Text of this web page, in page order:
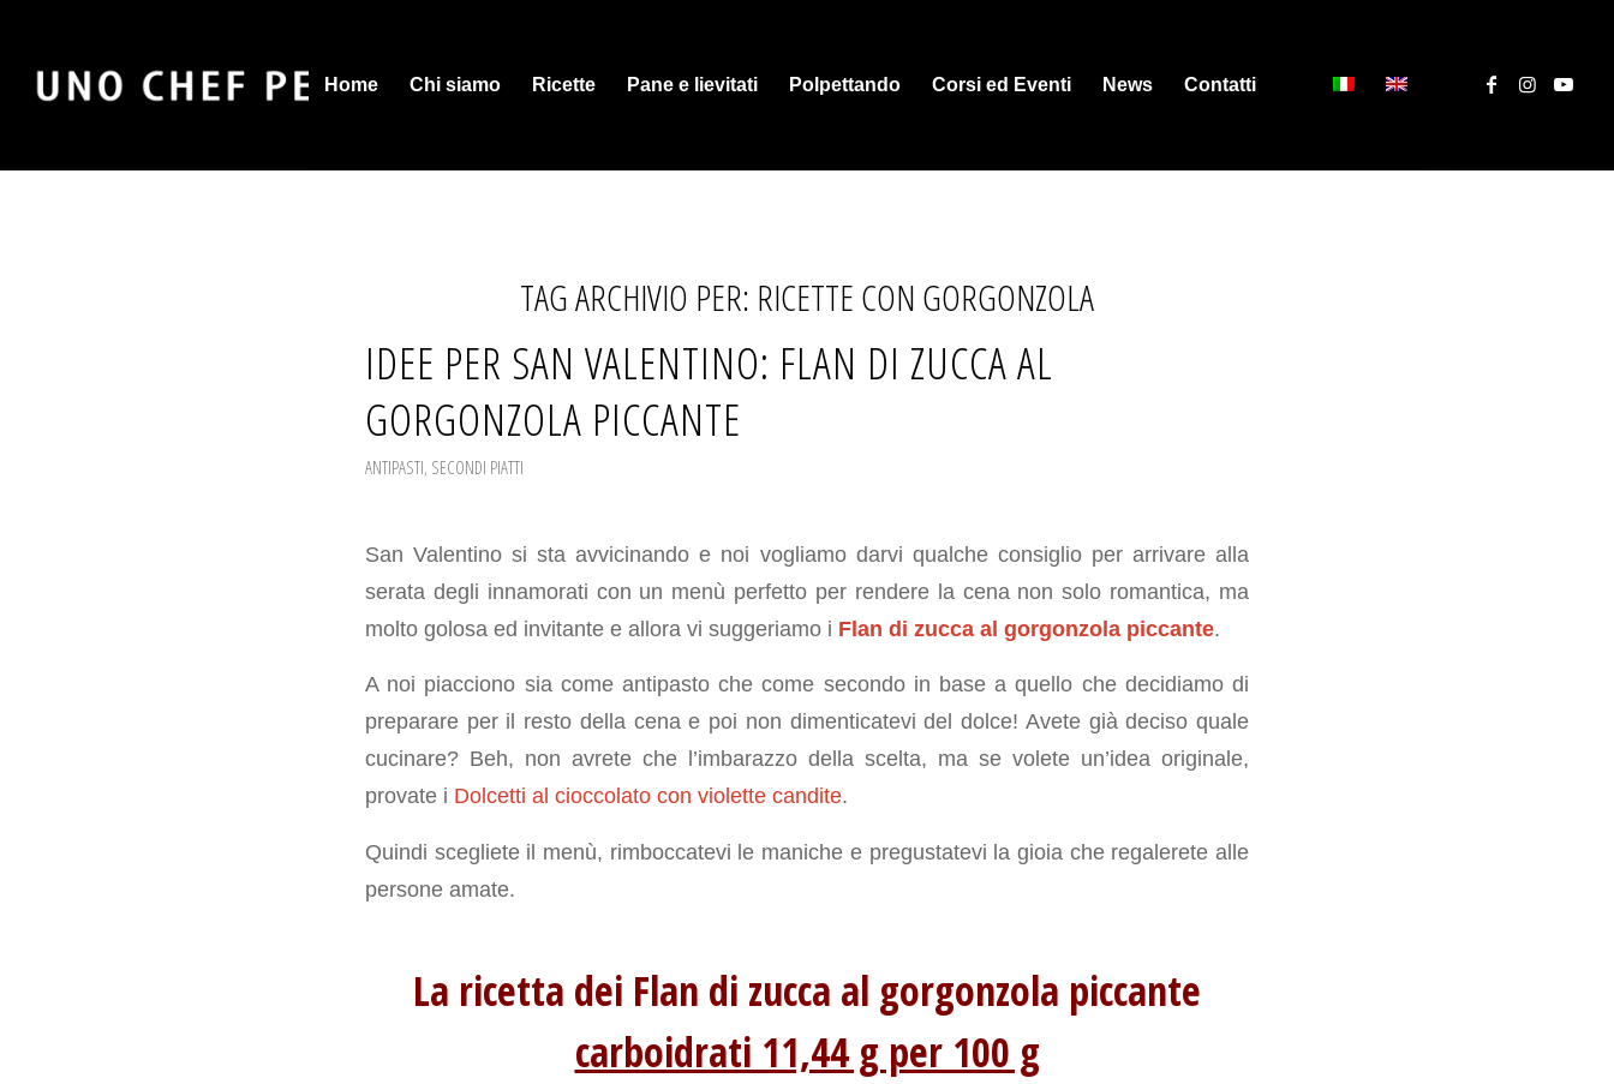
Home Chi siamo Ricette Pane e lievitati Polpettando Corsi ed Eventi News Contatti
TAG ARCHIVIO PER: RICETTE CON GORGONZOLA
IDEE PER SAN VALENTINO: FLAN DI ZUCCA AL
GORGONZOLA PICCANTE
ANTIPASTI, SECONDI PIATTI
San Valentino si sta avvicinando e noi vogliamo darvi qualche consiglio per arrivare alla
serata degli innamorati con un menù perfetto per rendere la cena non solo romantica, ma
molto golosa ed invitante e allora vi suggeriamo i Flan di zucca al gorgonzola piccante.
A noi piacciono sia come antipasto che come secondo in base a quello che decidiamo di
preparare per il resto della cena e poi non dimenticatevi del dolce! Avete già deciso quale
cucinare? Beh, non avrete che l’imbarazzo della scelta, ma se volete un’idea originale,
provate i Dolcetti al cioccolato con violette candite.
Quindi scegliete il menù, rimboccatevi le maniche e pregustatevi la gioia che regalerete alle
persone amate.
La ricetta dei Flan di zucca al gorgonzola piccante
carboidrati 11,44 g per 100 g